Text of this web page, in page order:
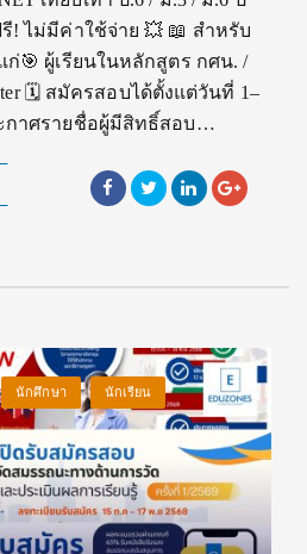
! ไม่มีค่าใช้จ่าย 💥 📖 สำหรับ
ก่🎯 ผู้เรียนในหลักสูตร กศน. /
🗓️ สมัครสอบได้ตั้งแต่วันที่ 1–
กาศรายชื่อผู้มีสิทธิ์สอบ…
นักศึกษา นักเรียน